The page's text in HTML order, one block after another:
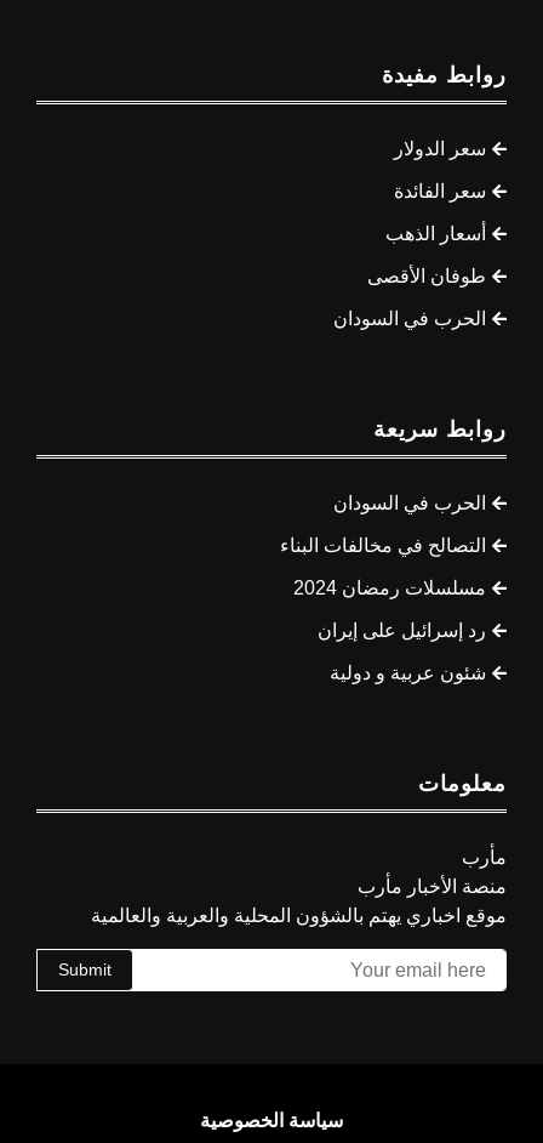
روابط مفيدة
سعر الدولار
سعر الفائدة
أسعار الذهب
طوفان الأقصى
الحرب في السودان
روابط سريعة
الحرب في السودان
التصالح في مخالفات البناء
مسلسلات رمضان 2024
رد إسرائيل على إيران
شئون عربية و دولية
معلومات
مأرب
منصة الأخبار مأرب
موقع اخباري يهتم بالشؤون المحلية والعربية والعالمية
Submit
سياسة الخصوصية